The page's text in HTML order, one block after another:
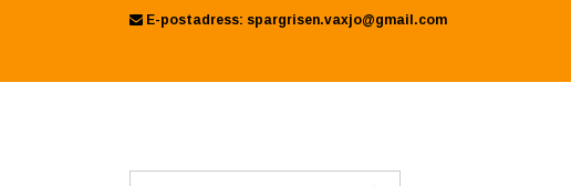
E-postadress: spargrisen.vaxjo@gmail.com